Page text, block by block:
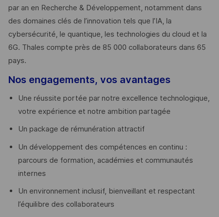
par an en Recherche & Développement, notamment dans
des domaines clés de l’innovation tels que l’IA, la
cybersécurité, le quantique, les technologies du cloud et la
6G. Thales compte près de 85 000 collaborateurs dans 65
pays. ​
Nos engagements, vos avantages
Une réussite portée par notre excellence technologique,
votre expérience et notre ambition partagée
Un package de rémunération attractif
Un développement des compétences en continu :
parcours de formation, académies et communautés
internes
Un environnement inclusif, bienveillant et respectant
l’équilibre des collaborateurs